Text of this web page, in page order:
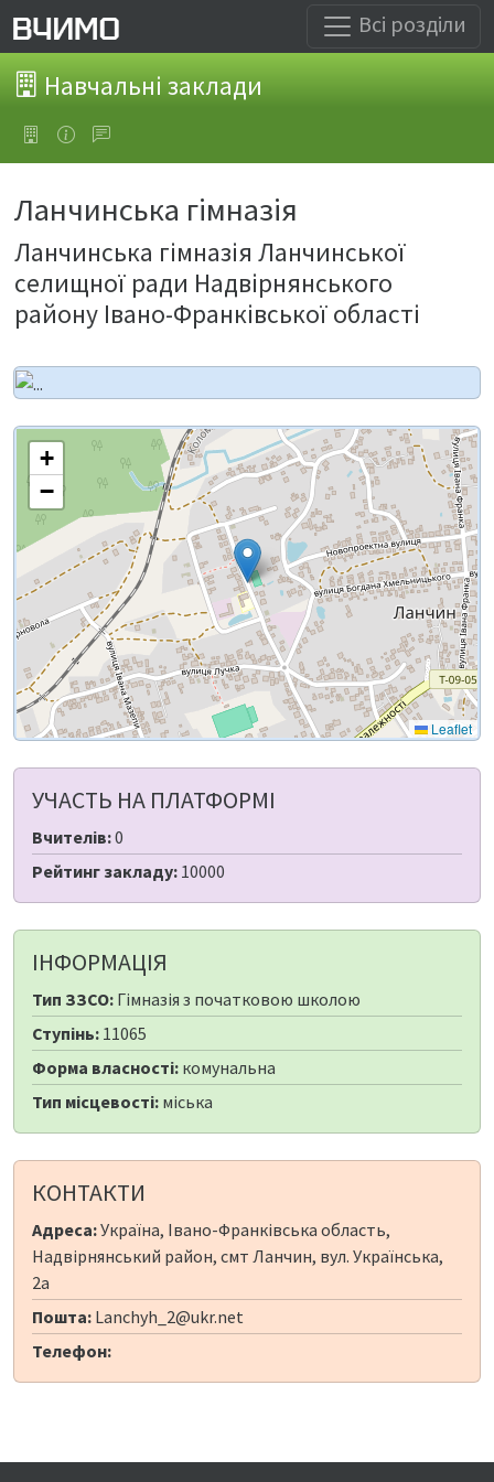
Всі розділи
Навчальні заклади
Ланчинська гімназія
Ланчинська гімназія Ланчинської
селищної ради Надвірнянського
району Івано-Франківської області
+
−
Leaflet
УЧАСТЬ НА ПЛАТФОРМІ
Вчителів:0
Рейтинг закладу: 10000
ІНФОРМАЦІЯ
Тип ЗЗСО: Гімназія з початковою школою
Ступінь: 11065
Форма власності: комунальна
Тип місцевості: міська
КОНТАКТИ
Адреса:Україна, Івано-Франківська область,
Надвірнянський район, смт Ланчин, вул. Українська,
2а
Пошта: Lanchyh_2@ukr.net
Телефон: